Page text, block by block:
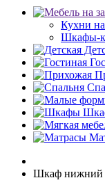
Кухни на
Шкафы-
Шкаф нижний